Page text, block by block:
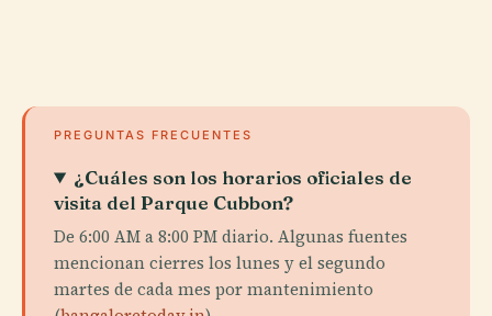
PREGUNTAS FRECUENTES
¿Cuáles son los horarios oficiales de
visita del Parque Cubbon?
De 6:00 AM a 8:00 PM diario. Algunas fuentes
mencionan cierres los lunes y el segundo
martes de cada mes por mantenimiento